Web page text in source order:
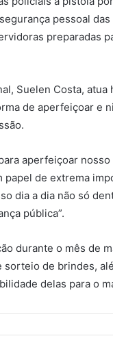
pessoal
preparadas
Suelen Costa,
de aperfeiçoar e
aperfeiçoar
papel de extrema
dia a dia não só
pública”.
durante o mês de
sorteio de brindes,
delas para o